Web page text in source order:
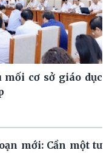
mối cơ sở giáo dục
mới: Cần một tư